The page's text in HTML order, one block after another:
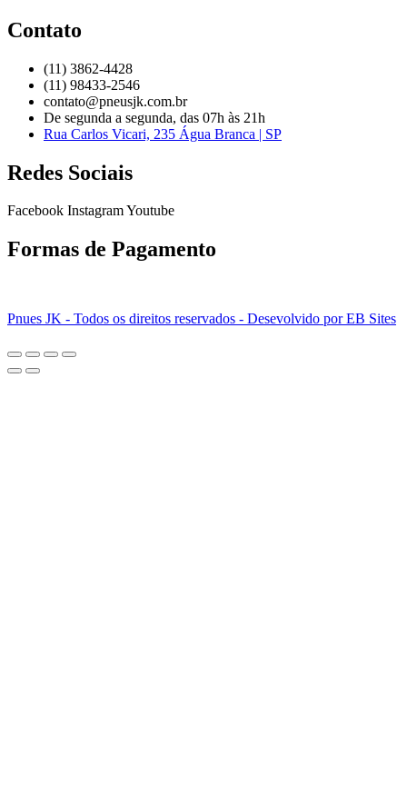
Contato
(11) 3862-4428
(11) 98433-2546
contato@pneusjk.com.br
De segunda a segunda, das 07h às 21h
Rua Carlos Vicari, 235 Água Branca | SP
Redes Sociais
Facebook InstagramYoutube
Formas de Pagamento
Pnues JK - Todos os direitos reservados - Desevolvido por EB Sites